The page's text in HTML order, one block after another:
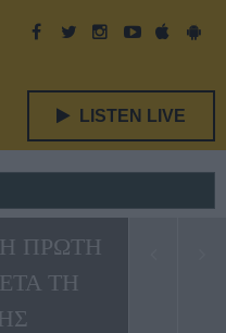
LISTEN LIVE
ΠΡΩΤΗ
ΤΗ